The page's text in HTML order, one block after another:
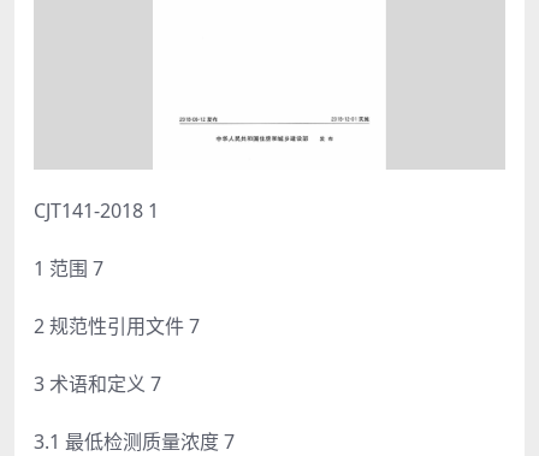
CJT141-2018 1
1 范围 7
2 规范性引用文件 7
3 术语和定义 7
3.1 最低检测质量浓度 7